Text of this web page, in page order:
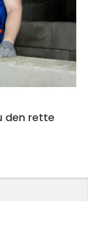
den rette